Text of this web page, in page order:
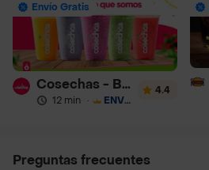
Envío Gratis
Cosechas - Batidos
12 min · ENVÍO GRATIS
4.4
Preguntas frecuentes